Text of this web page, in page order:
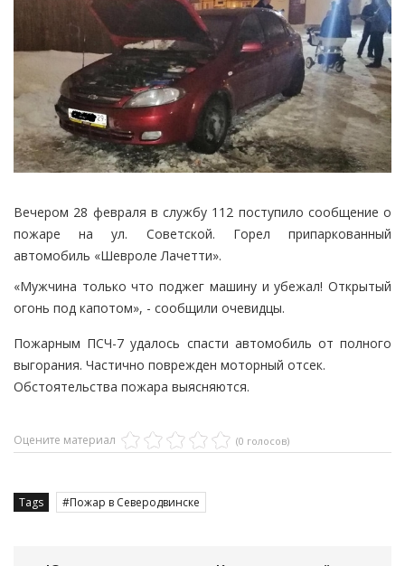
Вечером 28 февраля в службу 112 поступило сообщение о
пожаре на ул. Советской. Горел припаркованный
автомобиль «Шевроле Лачетти».
«Мужчина только что поджег машину и убежал! Открытый
огонь под капотом», - сообщили очевидцы.
Пожарным ПСЧ-7 удалось спасти автомобиль от полного
выгорания. Частично поврежден моторный отсек.
Обстоятельства пожара выясняются.
Оцените материал (0 голосов)
Tags Пожар в Северодвинске